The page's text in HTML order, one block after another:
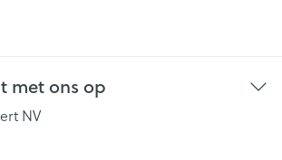
met ons op
NV